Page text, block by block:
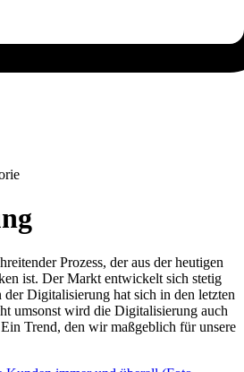
Prozess, der aus der heutigen
ist. Der Markt entwickelt sich stetig
der Digitalisierung hat sich in den letzten
umsonst wird die Digitalisierung auch
Trend, den wir maßgeblich für unsere